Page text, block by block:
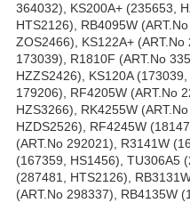
364032), KS200A+ (235653,
HTS2126), RB4095W
ZOS2466), KS122A+
173039), R1810F (ART.No
HZZS2426), KS120A
179206), RF4205W (ART.No
HZS3266), RK4255W
HZDS2526), RF4245W
(ART.No 292021), R3141W
(167359, HS1456), TU306A5
(287481, HTS2126),
(ART.No 298337), RB4135W